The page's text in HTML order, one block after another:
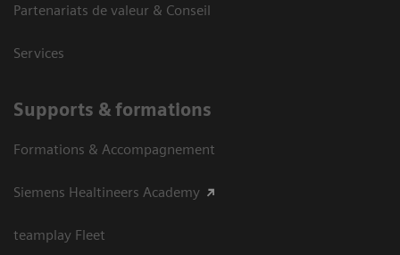
Partenariats de valeur & Conseil
Services
Supports & formations
Formations & Accompagnement
Siemens Healtineers Academy
teamplay Fleet